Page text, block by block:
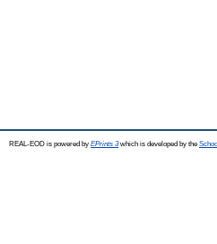
REAL-EOD is powered by EPrints 3which is developed by the